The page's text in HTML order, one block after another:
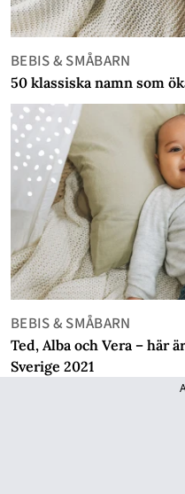
BEBIS & SMÅBARN
50 klassiska namn som
BEBIS & SMÅBARN
Ted, Alba och Vera – här
Sverige 2021